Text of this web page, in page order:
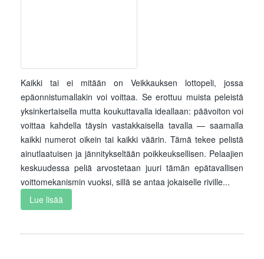
Kaikki tai ei mitään on Veikkauksen lottopeli, jossa
epäonnistumallakin voi voittaa. Se erottuu muista peleistä
yksinkertaisella mutta koukuttavalla ideallaan: päävoiton voi
voittaa kahdella täysin vastakkaisella tavalla — saamalla
kaikki numerot oikein tai kaikki väärin. Tämä tekee pelistä
ainutlaatuisen ja jännitykseltään poikkeuksellisen. Pelaajien
keskuudessa peliä arvostetaan juuri tämän epätavallisen
voittomekanismin vuoksi, sillä se antaa jokaiselle riville...
Lue lisää